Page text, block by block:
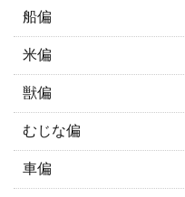
船偏
米偏
獣偏
むじな偏
車偏